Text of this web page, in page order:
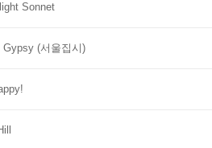
Sonnet
Gypsy (서울집시)